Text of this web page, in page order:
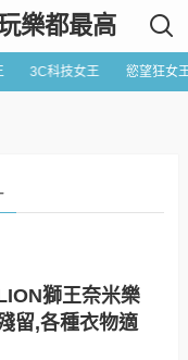
樂都最高
3C科技女王 慾望狂女
獅王奈米樂
留,各種衣物適